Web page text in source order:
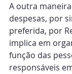
A outra
despesas, por
preferida, por
implica em
função das
responsáveis